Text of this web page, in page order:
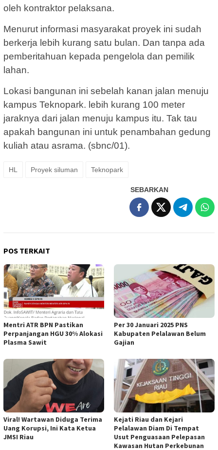
oleh kontraktor pelaksana.
Menurut informasi masyarakat proyek ini sudah
berkerja lebih kurang satu bulan. Dan tanpa ada
pemberitahuan kepada pengelola dan pemilik
lahan.
Lokasi bangunan ini sebelah kanan jalan menuju
kampus Teknopark. lebih kurang 100 meter
jaraknya dari jalan menuju kampus itu. Tak tau
apakah bangunan ini untuk penambahan gedung
kuliah atau asrama. (sbnc/01).
HL Proyek siluman Teknopark
SEBARKAN
POS TERKAIT
Mentri ATR BPN Pastikan
Perpanjangan HGU 30% Alokasi
Plasma Sawit
Per 30 Januari 2025 PNS
Kabupaten Pelalawan Belum
Gajian
Viral! Wartawan Diduga Terima
Uang Korupsi, Ini Kata Ketua
JMSI Riau
Kejati Riau dan Kejari
Pelalawan Diam Di Tempat
Usut Penguasaan Pelepasan
Kawasan Hutan Perkebunan